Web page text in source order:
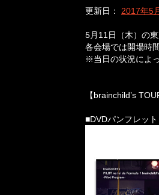
更新日： 2017年5
5月11日（木）の
各会場では開場時
※当日の状況によ
【brainchild’s
■DVDパンフレット